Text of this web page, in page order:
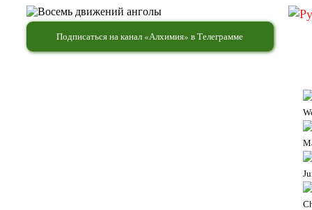
Подписаться на канал «Алхимия» в Телеграмме